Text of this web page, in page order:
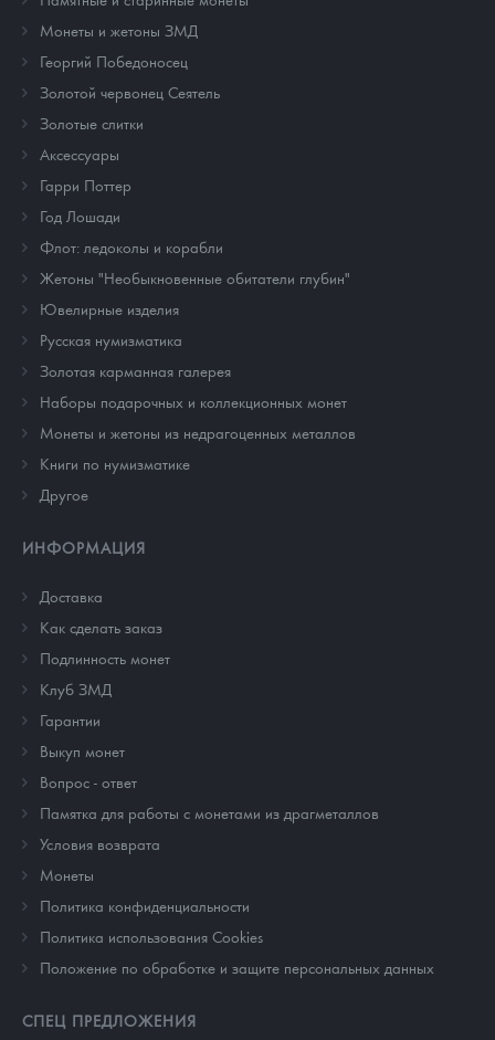
Монеты и жетоны ЗМД
Георгий Победоносец
Золотой червонец Сеятель
Золотые слитки
Аксессуары
Гарри Поттер
Год Лошади
Флот: ледоколы и корабли
Жетоны "Необыкновенные обитатели глубин"
Ювелирные изделия
Русская нумизматика
Золотая карманная галерея
Наборы подарочных и коллекционных монет
Монеты и жетоны из недрагоценных металлов
Книги по нумизматике
Другое
ИНФОРМАЦИЯ
Доставка
Как сделать заказ
Подлинность монет
Клуб ЗМД
Гарантии
Выкуп монет
Вопрос - ответ
Памятка для работы с монетами из драгметаллов
Условия возврата
Монеты
Политика конфиденциальности
Политика использования Cookies
Положение по обработке и защите персональных данных
СПЕЦ ПРЕДЛОЖЕНИЯ